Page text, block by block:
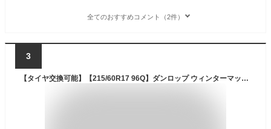
全てのおすすめコメント（2件）
3
【タイヤ交換可能】【215/60R17 96Q】ダンロップ ウィンターマックス WM02 スタッドレスタイヤ単品4本セット | 17インチ タイヤ スタッドレスタイヤ スタッドレスタイヤ4本 冬タイヤ 冬用タイヤ タイヤ4本